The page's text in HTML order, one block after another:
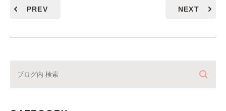
PREV NEXT